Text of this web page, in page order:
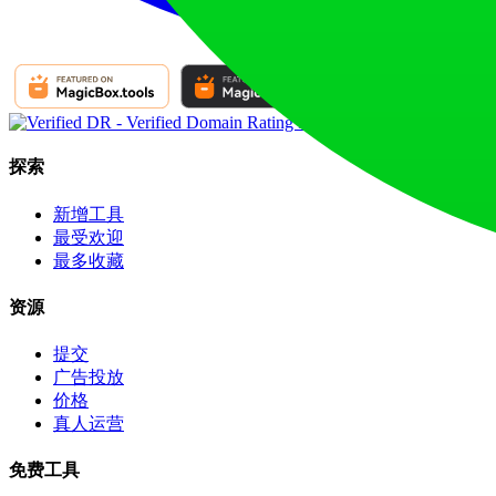
探索
新增工具
最受欢迎
最多收藏
资源
提交
广告投放
价格
真人运营
免费工具